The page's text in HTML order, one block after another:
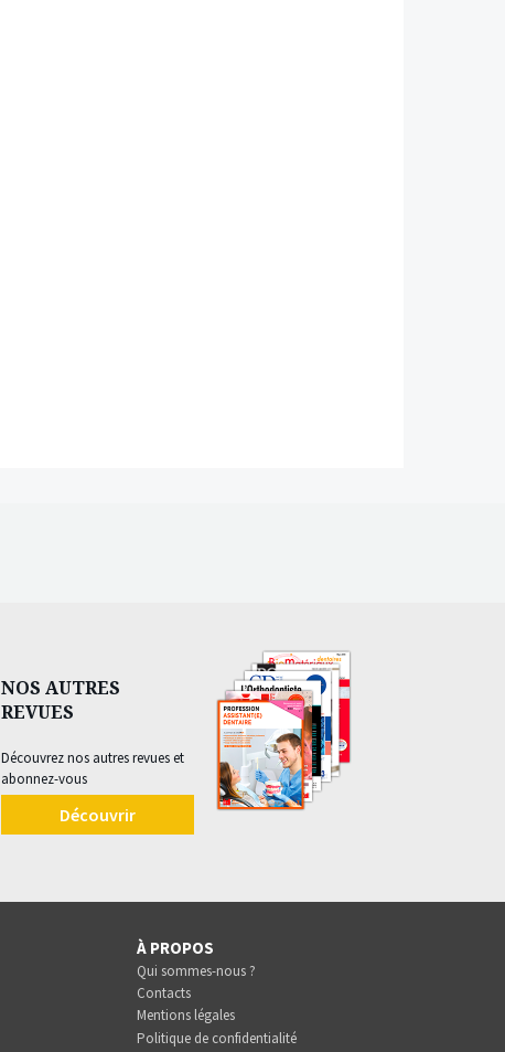
NOS AUTRES
REVUES
Découvrez nos autres revues et
abonnez-vous
Découvrir
À PROPOS
Qui sommes-nous ?
Contacts
Mentions légales
Politique de confidentialité